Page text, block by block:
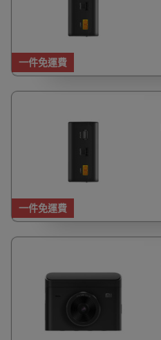
一件免運費
一件免運費